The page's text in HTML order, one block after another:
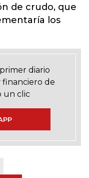
de crudo, que
los
diario
financiero de
un clic